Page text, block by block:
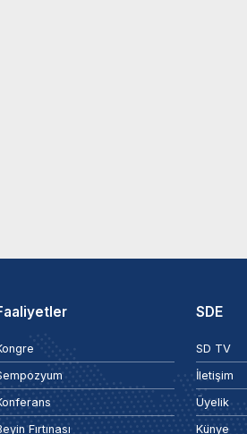
Fırtınası
SDE
SD TV
İletişim
Üyelik
Künye